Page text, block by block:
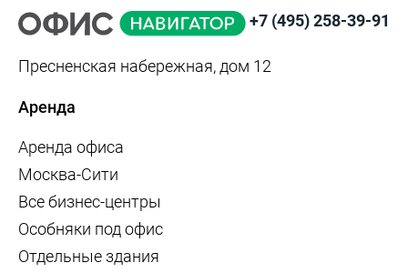
+7 (495) 258-39-91
Пресненская набережная, дом 12
Аренда
Аренда офиса
Москва-Сити
Все бизнес-центры
Особняки под офис
Отдельные здания